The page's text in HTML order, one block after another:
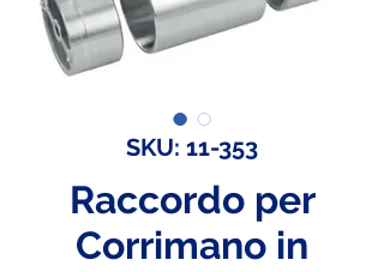
SKU: 11-353
Raccordo per
Corrimano in